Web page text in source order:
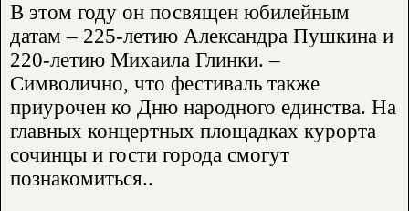
В этом году он посвящен юбилейным
датам – 225-летию Александра Пушкина и
220-летию Михаила Глинки. –
Символично, что фестиваль также
приурочен ко Дню народного единства. На
главных концертных площадках курорта
сочинцы и гости города смогут
познакомиться..